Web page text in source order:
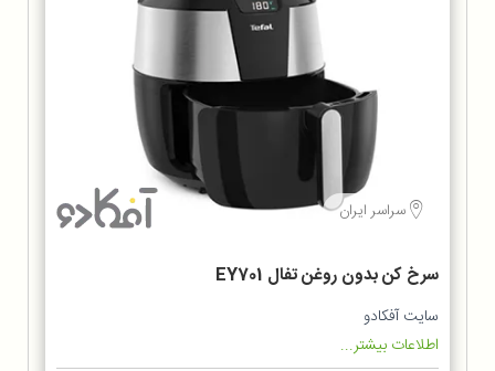
سراسر ایران
سرخ کن بدون روغن تفال EY701
سایت آفکادو
اطلاعات بیشتر...